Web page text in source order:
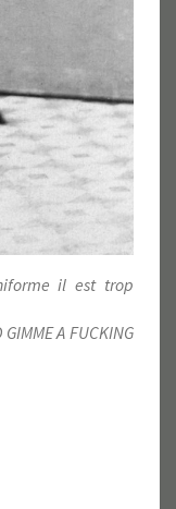
il est trop
A FUCKING